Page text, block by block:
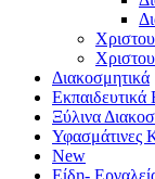
Διακοσμητικά
Εκπαιδευτικά
Ξύλινα
Υφασμάτινες
New
Είδη-